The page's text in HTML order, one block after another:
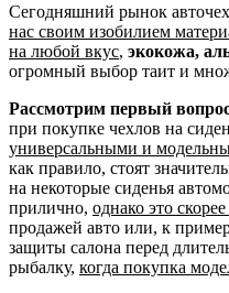
Сегодняшний рынок
нас своим изобилием
на любой вкус, экокожа,
огромный выбор таит и
Рассмотрим первый
при покупке чехлов на
универсальными и
как правило, стоят
на некоторые сиденья
прилично, однако это
продажей авто или, к
защиты салона перед
рыбалку, когда покупка